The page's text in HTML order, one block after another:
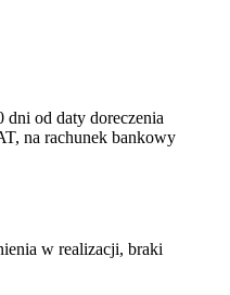
dni od daty doreczenia
na rachunek bankowy
w realizacji, braki